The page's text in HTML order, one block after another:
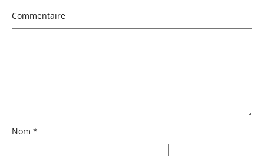
Commentaire
Nom *